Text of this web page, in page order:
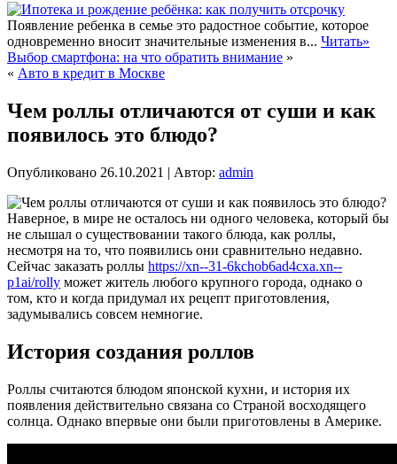
Появление ребенка в семье это радостное событие, которое
одновременно вносит значительные изменения в... Читать»
Выбор смартфона: на что обратить внимание »
« Авто в кредит в Москве
Чем роллы отличаются от суши и как
появилось это блюдо?
Опубликовано 26.10.2021 | Автор: admin
Наверное, в мире не осталось ни одного человека, который бы
не слышал о существовании такого блюда, как роллы,
несмотря на то, что появились они сравнительно недавно.
Сейчас заказать роллы https://xn--31-6kchob6ad4cxa.xn--
p1ai/rolly может житель любого крупного города, однако о
том, кто и когда придумал их рецепт приготовления,
задумывались совсем немногие.
История создания роллов
Роллы считаются блюдом японской кухни, и история их
появления действительно связана со Страной восходящего
солнца. Однако впервые они были приготовлены в Америке.